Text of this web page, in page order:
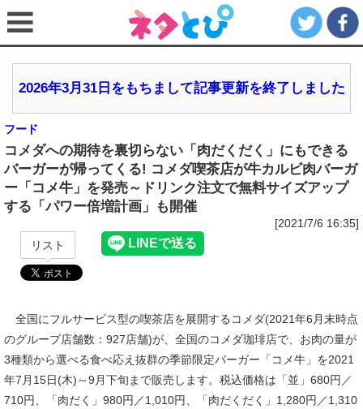
2026年3月31日をもちまして記事更新を終了しました
フード
コメダへの期待を裏切らない「肉だくだく」にもできる
バーガーが帰ってくる! コメダ喫茶店が牛カルビ肉バーガ
ー「コメ牛」を発売～ドリンク注文で無料サイズアップ
する「パワー倍増計画」も開催
[2021/7/6 16:35]
リスト
全国にフルサービス型の喫茶店を展開するコメダ(2021年6月末時点
のグループ店舗数：927店舗)が、全国のコメダ珈琲店で、お肉の量が
3種類から選べる食べ応え抜群の季節限定バーガー「コメ牛」を2021
年7月15日(木)～9月下旬まで販売します。税込価格は「並」680円／
710円、「肉だく」980円／1,010円、「肉だくだく」1,280円／1,310